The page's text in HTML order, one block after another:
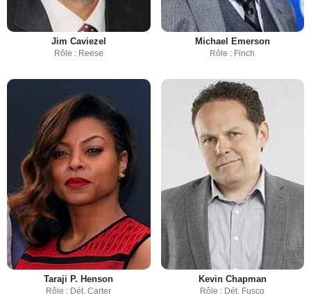
Jim Caviezel
Rôle : Reese
Michael Emerson
Rôle : Finch
Taraji P. Henson
Rôle : Dét. Carter
Kevin Chapman
Rôle : Dét. Fusco